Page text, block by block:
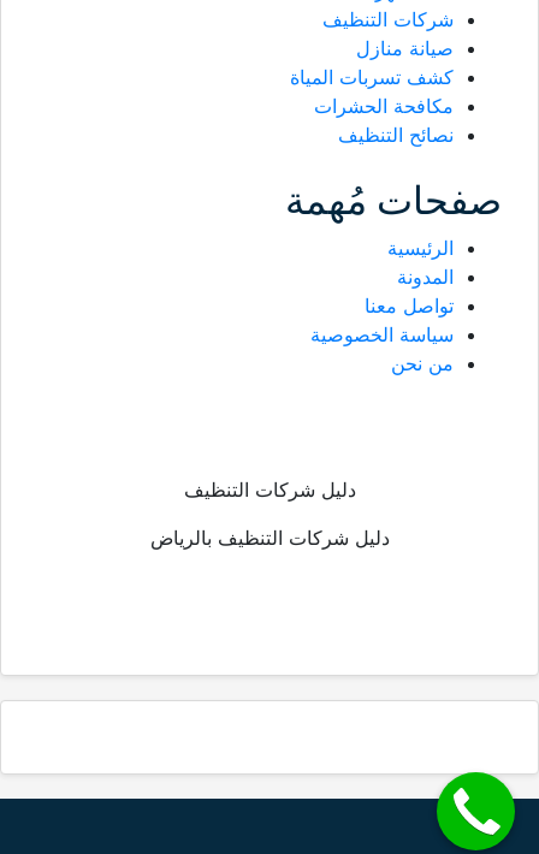
شركات التنظيف
صيانة منازل
كشف تسربات المياة
مكافحة الحشرات
نصائح التنظيف
صفحات مُهمة
الرئيسية
المدونة
تواصل معنا
سياسة الخصوصية
من نحن
دليل شركات التنظيف
دليل شركات التنظيف بالرياض